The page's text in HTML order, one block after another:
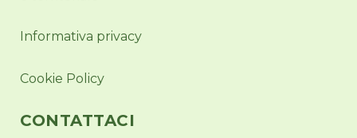
Informativa privacy
Cookie Policy
CONTATTACI